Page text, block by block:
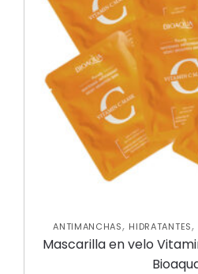
ANTIMANCHAS, HIDRATANTES,
COLECCIÓN
ROSTRO
Mascarilla en velo